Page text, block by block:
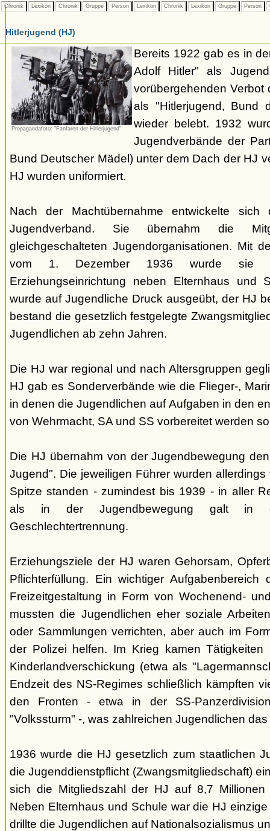
Chronik Lexikon Chronik Gruppe Person Lexikon Chronik Lexikon Gruppe Person
Hitlerjugend (HJ)
Propagandafoto: "Fanfaren der Hitlerjugend"
Bereits 1922 gab es in
Adolf Hitler" als
vorübergehenden Verbot
als "Hitlerjugend, Bund
wieder belebt. 1932
Jugendverbände der
Bund Deutscher Mädel) unter dem Dach der HJ
HJ wurden uniformiert.
Nach der Machtübernahme entwickelte
Jugendverband. Sie übernahm die
gleichgeschalteten Jugendorganisationen. Mit
vom 1. Dezember 1936 wurde sie
Erziehungseinrichtung neben Elternhaus und
wurde auf Jugendliche Druck ausgeübt, der HJ
bestand die gesetzlich festgelegte
Jugendlichen ab zehn Jahren.
Die HJ war regional und nach Altersgruppen
HJ gab es Sonderverbände wie die Flieger-,
in denen die Jugendlichen auf Aufgaben in den
von Wehrmacht, SA und SS vorbereitet werden
Die HJ übernahm von der Jugendbewegung
Jugend". Die jeweiligen Führer wurden
Spitze standen - zumindest bis 1939 - in aller
als in der Jugendbewegung galt in
Geschlechtertrennung.
Erziehungsziele der HJ waren Gehorsam,
Pflichterfüllung. Ein wichtiger
Freizeitgestaltung in Form von Wochenend-
mussten die Jugendlichen eher soziale
oder Sammlungen verrichten, aber auch im
der Polizei helfen. Im Krieg kamen
Kinderlandverschickung (etwa als
Endzeit des NS-Regimes schließlich kämpften
den Fronten - etwa in der SS-
"Volkssturm" -, was zahlreichen Jugendlichen
1936 wurde die HJ gesetzlich zum staatlichen
die Jugenddienstpflicht (Zwangsmitgliedschaft)
sich die Mitgliedszahl der HJ auf 8,7 Millionen
Neben Elternhaus und Schule war die HJ
drillte die Jugendlichen auf Nationalsozialismus